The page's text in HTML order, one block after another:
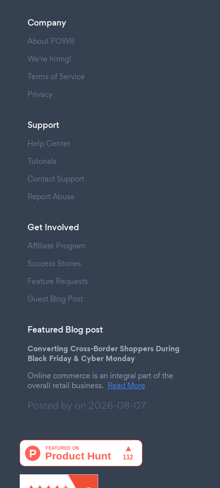
Company
About POWR
We're hiring!
Terms of Service
Privacy
Support
Help Center
Tutorials
Contact Support
Report Abuse
Get Involved
Affiliate Program
Success Stories
Feature Requests
Guest Blog Post
Featured Blog post
Converting Cross-Border Shoppers During
Black Friday & Cyber Monday
Online commerce is an integral part of the
overall retail business. Read More
Posted by on 2026-08-07